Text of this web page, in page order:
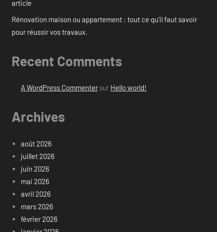
article
Rénovation maison ou appartement : tout ce qu’il faut savoir
pour réussir vos travaux.
Recent Comments
A WordPress Commentersur Hello world!
Archives
août 2026
juillet 2026
juin 2026
mai 2026
avril 2026
mars 2026
février 2026